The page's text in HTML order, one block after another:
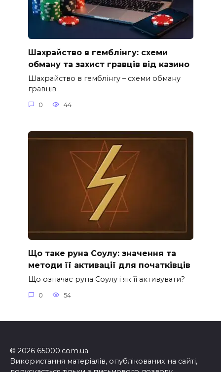
Шахрайство в гемблінгу: схеми
обману та захист гравців від казино
Шахрайство в гемблінгу – схеми обману
гравців
0 44
Що таке руна Соулу: значення та
методи її активації для початківців
Що означає руна Соулу і як її активувати?
0 54
© 2026 65000.com.ua
Використання матеріалів, опублікованих на сайті,